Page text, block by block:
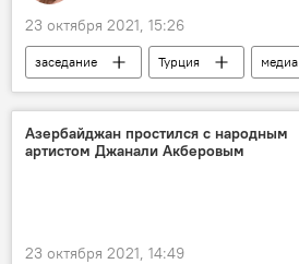
23 октября 2021, 15:26
заседание Турция
медиа
платформа
Политика
Азербайджан
Азербайджан простился с народным
артистом Джанали Акберовым
23 октября 2021, 14:49